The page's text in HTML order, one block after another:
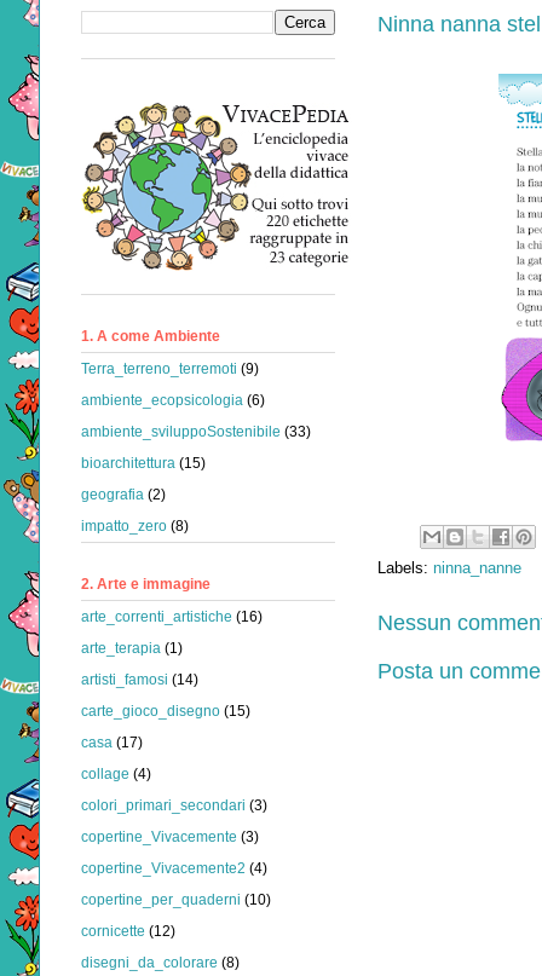
Ninna nanna
Labels: ninna_nanne
Nessun
Posta un
1. A come Ambiente
Terra_terreno_terremoti (9)
ambiente_ecopsicologia (6)
ambiente_sviluppoSostenibile (33)
bioarchitettura (15)
geografia (2)
impatto_zero (8)
2. Arte e immagine
arte_correnti_artistiche (16)
arte_terapia (1)
artisti_famosi (14)
carte_gioco_disegno (15)
casa (17)
collage (4)
colori_primari_secondari (3)
copertine_Vivacemente (3)
copertine_Vivacemente2 (4)
copertine_per_quaderni (10)
cornicette (12)
disegni_da_colorare (8)